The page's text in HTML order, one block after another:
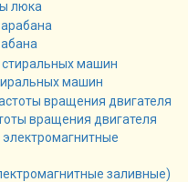
люка
машин
вращения двигателя
заливные)